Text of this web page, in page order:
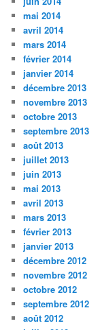
mai 2014
avril 2014
mars 2014
février 2014
janvier 2014
décembre 2013
novembre 2013
octobre 2013
septembre 2013
août 2013
juillet 2013
juin 2013
mai 2013
avril 2013
mars 2013
février 2013
janvier 2013
décembre 2012
novembre 2012
octobre 2012
septembre 2012
août 2012